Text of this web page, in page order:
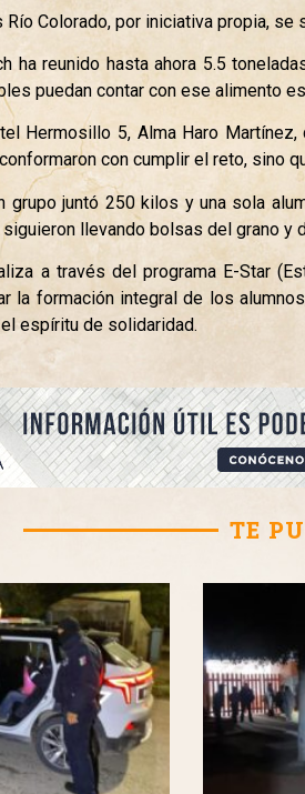
Río Colorado, por iniciativa propia,
ha reunido hasta ahora 5.5
puedan contar con ese alimento
Hermosillo 5, Alma Haro
con cumplir el reto, sino
grupo juntó 250 kilos y una sola
llevando bolsas del grano y
a través del programa E-Star
la formación integral de los
espíritu de solidaridad.
TE